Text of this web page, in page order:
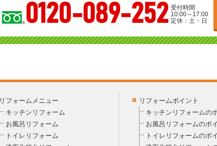
0120-089-252 受付時間
10:00～17:00
定休：土・日
リフォームメニュー
キッチンリフォーム
お風呂リフォーム
トイレリフォーム
リフォームポイント
キッチンリフォームの
お風呂リフォームのポ
トイレリフォームのポ